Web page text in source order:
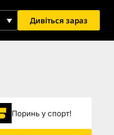
Дивіться зараз
Поринь у спорт!